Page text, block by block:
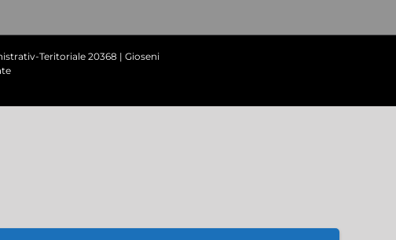
Teritoriale 20368 | Gioseni